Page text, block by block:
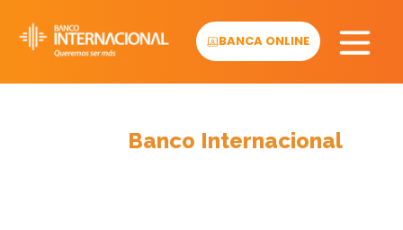
content
BANCA ONLINE
Banco Internacional